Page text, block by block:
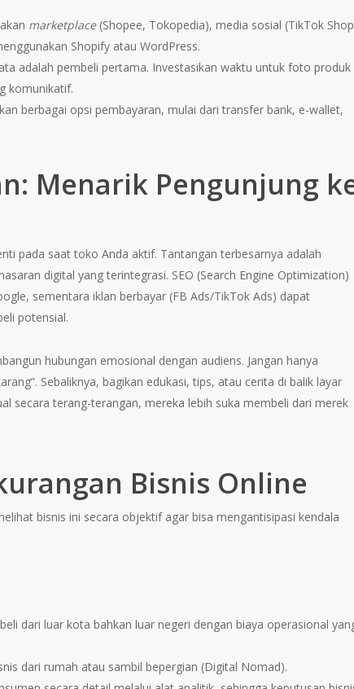
marketplace(Shopee, Tokopedia), media sosial (TikTok
Shopify atau WordPress.
adalah pembeli pertama. Investasikan waktu untuk foto produk
komunikatif.
berbagai opsi pembayaran, mulai dari transfer bank, e-wallet,
Menarik Pengunjung
pada saat toko Anda aktif. Tantangan terbesarnya adalah
digital yang terintegrasi. SEO (Search Engine Optimization)
sementara iklan berbayar (FB Ads/TikTok Ads) dapat
potensial.
hubungan emosional dengan audiens. Jangan hanya
Sebaliknya, bagikan edukasi, tips, atau cerita di balik layar
secara terang-terangan, mereka lebih suka membeli dari merek
Bisnis Online
bisnis ini secara objektif agar bisa mengantisipasi kendala
dari luar kota bahkan luar negeri dengan biaya operasional
dari rumah atau sambil bepergian (Digital Nomad).